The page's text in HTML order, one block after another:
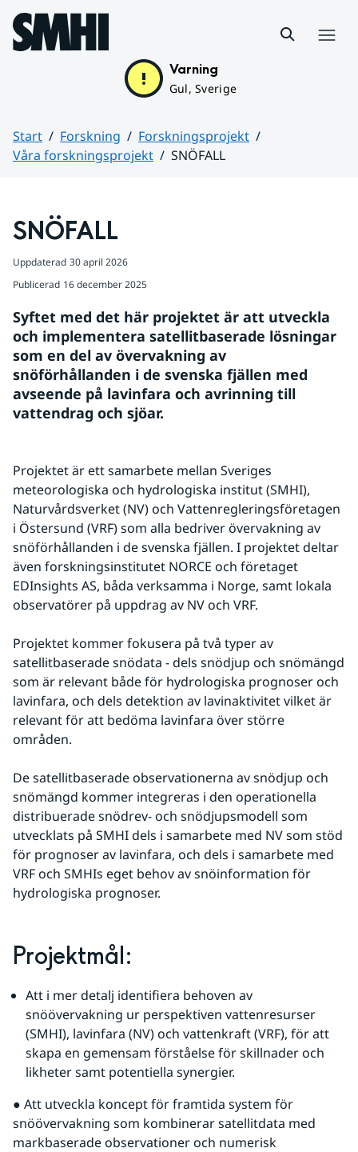
Hoppa till sidans innehåll
Varning
Gul, Sverige
Start Forskning
Forskningsprojekt
Våra forskningsprojekt
SNÖFALL
SNÖFALL
Uppdaterad 30 april 2026
Publicerad 16 december 2025
Syftet med det här projektet är att utveckla
och implementera satellitbaserade lösningar
som en del av övervakning av
snöförhållanden i de svenska fjällen med
avseende på lavinfara och avrinning till
vattendrag och sjöar.
Projektet är ett samarbete mellan Sveriges
meteorologiska och hydrologiska institut (SMHI),
Naturvårdsverket (NV) och Vattenregleringsföretagen
i Östersund (VRF) som alla bedriver övervakning av
snöförhållanden i de svenska fjällen. I projektet deltar
även forskningsinstitutet NORCE och företaget
EDInsights AS, båda verksamma i Norge, samt lokala
observatörer på uppdrag av NV och VRF.
Projektet kommer fokusera på två typer av
satellitbaserade snödata - dels snödjup och snömängd
som är relevant både för hydrologiska prognoser och
lavinfara, och dels detektion av lavinaktivitet vilket är
relevant för att bedöma lavinfara över större
områden.
De satellitbaserade observationerna av snödjup och
snömängd kommer integreras i den operationella
distribuerade snödrev- och snödjupsmodell som
utvecklats på SMHI dels i samarbete med NV som stöd
för prognoser av lavinfara, och dels i samarbete med
VRF och SMHIs eget behov av snöinformation för
hydrologiska prognoser.
Projektmål:
Att i mer detalj identifiera behoven av
snöövervakning ur perspektiven vattenresurser
(SMHI), lavinfara (NV) och vattenkraft (VRF), för att
skapa en gemensam förståelse för skillnader och
likheter samt potentiella synergier.
● Att utveckla koncept för framtida system för
snöövervakning som kombinerar satellitdata med
markbaserade observationer och numerisk